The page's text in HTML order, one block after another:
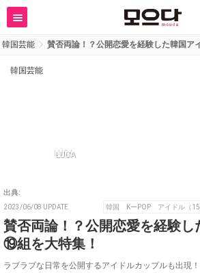
韓国芸能 賛否両論！？公開恋愛を経験した韓国ア
韓国芸能
LUCA
出典:
2023/06/08 UPDATE 韓国 KーPOP アイドル（
賛否両論！？公開恋愛を経験し
⑲組を大特集！
ラブラブな日常を公開するアイドルカップルも出現